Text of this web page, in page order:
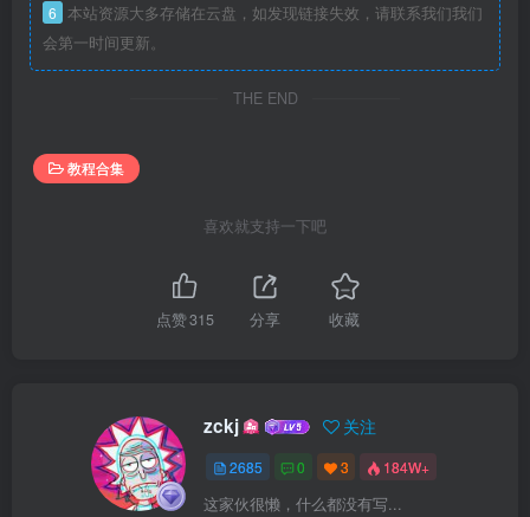
6 本站资源大多存储在云盘，如发现链接失效，请联系我们我们
会第一时间更新。
THE END
教程合集
喜欢就支持一下吧
点赞315 分享 收藏
zckj 关注
2685 0 3 184W+
这家伙很懒，什么都没有写...